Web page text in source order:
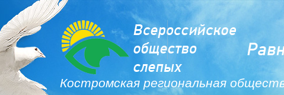
Костромская региональная